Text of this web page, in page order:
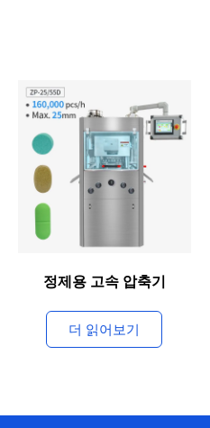
더 읽어보기